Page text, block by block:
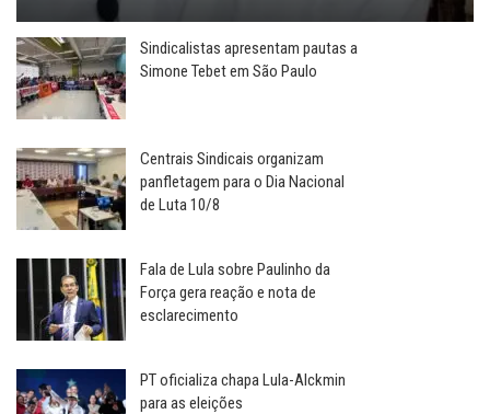
Sindicalistas apresentam pautas a
Simone Tebet em São Paulo
Centrais Sindicais organizam
panfletagem para o Dia Nacional
de Luta 10/8
Fala de Lula sobre Paulinho da
Força gera reação e nota de
esclarecimento
PT oficializa chapa Lula-Alckmin
para as eleições